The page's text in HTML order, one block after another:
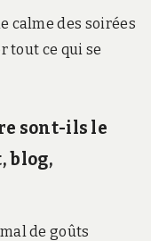
calme des soirées
tout ce qui se
sont-ils le
blog,
de goûts